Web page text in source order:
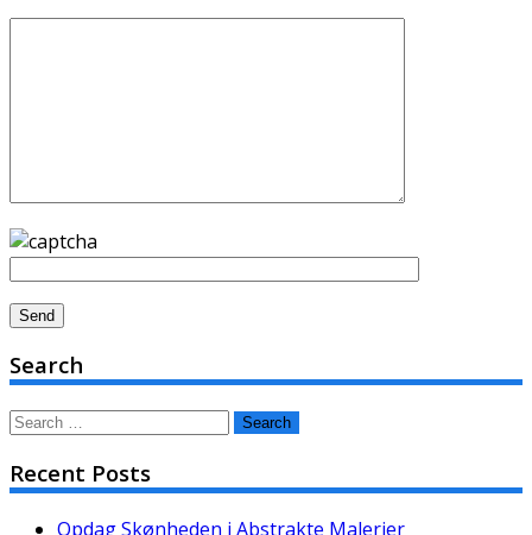
Search
Search
Recent Posts
Opdag Skønheden i Abstrakte Malerier